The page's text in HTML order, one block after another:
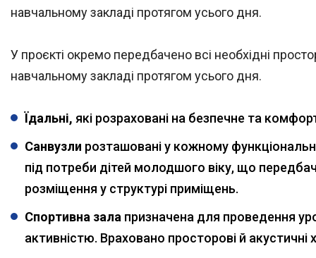
навчальному закладі протягом усього дня.
У проєкті окремо передбачено всі необхідні
навчальному закладі протягом усього дня.
Їдальні, які розраховані на безпечне та
Санвузли розташовані у кожному
під потреби дітей молодшого віку, що
розміщення у структурі приміщень.
Спортивна зала призначена для проведення
активністю. Враховано просторові й акустичні